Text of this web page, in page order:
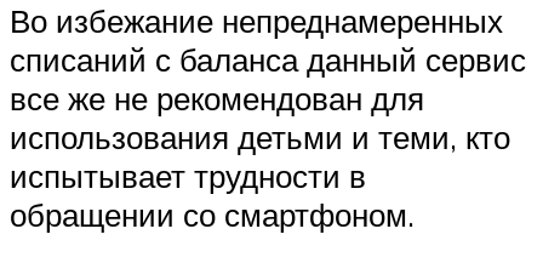
Во избежание непреднамеренных
списаний с баланса данный сервис
все же не рекомендован для
использования детьми и теми, кто
испытывает трудности в
обращении со смартфоном.